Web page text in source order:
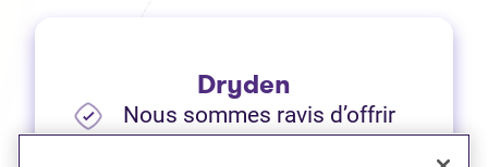
Dryden
Nous sommes ravis d’offrir